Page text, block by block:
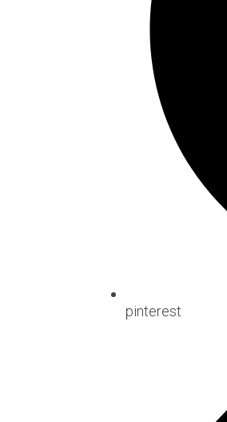
pinterest